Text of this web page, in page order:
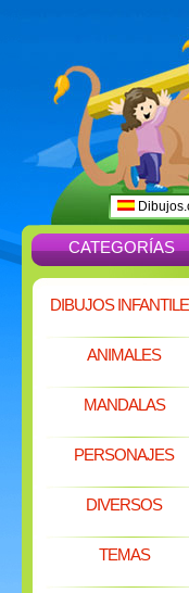
CATEGORÍAS
DIBUJOS
ANIMALES
MANDALAS
PERSONAJES
DIVERSOS
TEMAS